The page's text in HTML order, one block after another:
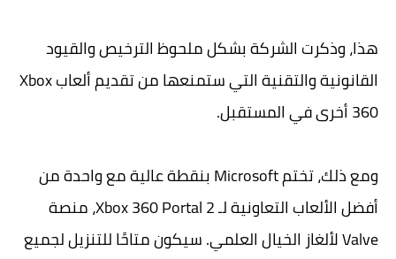
هذا، وذكرت الشركة بشكل ملحوظ الترخيص والقيود
القانونية والتقنية التي ستمنعها من تقديم ألعاب Xbox
360 أخرى في المستقبل.
ومع ذلك، تختم Microsoft بنقطة عالية مع واحدة من
أفضل الألعاب التعاونية لـ Xbox 360 Portal 2، منصة
Valve لألغاز الخيال العلمي. سيكون متاحًا للتنزيل لجميع